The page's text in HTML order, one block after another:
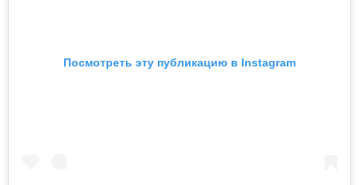
Посмотреть эту публикацию в Instagram